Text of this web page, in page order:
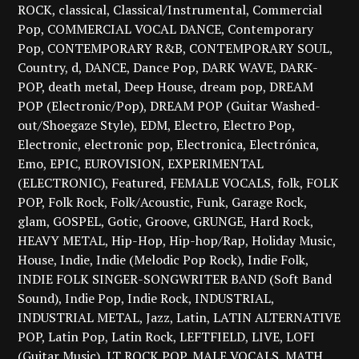
ROCK classical Classical/Instrumental Commercial
Pop COMMERCIAL VOCAL DANCE Contemporary
Pop CONTEMPORARY R&B CONTEMPORARY SOUL
Country d DANCE Dance Pop DARK WAVE DARK-
POP death metal Deep House dream pop DREAM
POP (Electronic/Pop) DREAM POP (Guitar Washed-
out/Shoegaze Style) EDM Electro Electro Pop
Electronic electronic pop Electronica Electrónica
Emo EPIC EUROVISION EXPERIMENTAL
(ELECTRONIC) Featured FEMALE VOCALS folk FOLK
POP Folk Rock Folk/Acoustic Funk Garage Rock
glam GOSPEL Gotic Groove GRUNGE Hard Rock
HEAVY METAL Hip-Hop Hip-hop/Rap Holiday Music
House Indie Indie (Melodic Pop Rock) Indie Folk
INDIE FOLK SINGER-SONGWRITER BAND (Soft Band
Sound) Indie Pop Indie Rock INDUSTRIAL
INDUSTRIAL METAL Jazz Latin LATIN ALTERNATIVE
POP Latin Pop Latin Rock LEFTFIELD LIVE LOFI